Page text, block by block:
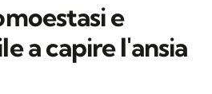
e
a capire l'ansia